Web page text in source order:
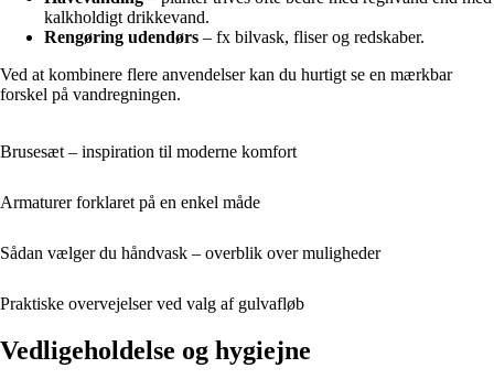
kalkholdigt drikkevand.
Rengøring udendørs – fx bilvask, fliser og redskaber.
Ved at kombinere flere anvendelser kan du hurtigt se en mærkbar
forskel på vandregningen.
Brusesæt – inspiration til moderne komfort
Armaturer forklaret på en enkel måde
Sådan vælger du håndvask – overblik over muligheder
Praktiske overvejelser ved valg af gulvafløb
Vedligeholdelse og hygiejne